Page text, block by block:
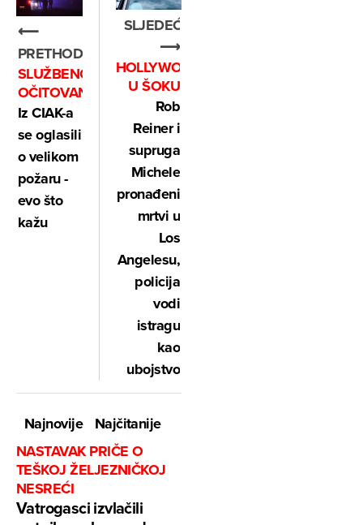
⟵
PRETHODNO
SLUŽBENO
OČITOVANJE
Iz CIAK-a
se oglasili
o velikom
požaru -
evo što
kažu
SLJEDEĆE
⟶
HOLLYWOOD
U ŠOKU
Rob
Reiner i
supruga
Michele
pronađeni
mrtvi u
Los
Angelesu,
policija
vodi
istragu
kao
ubojstvo
Najnovije
Najčitanije
NASTAVAK PRIČE O
TEŠKOJ ŽELJEZNIČKOJ
NESREĆI
Vatrogasci izvlačili